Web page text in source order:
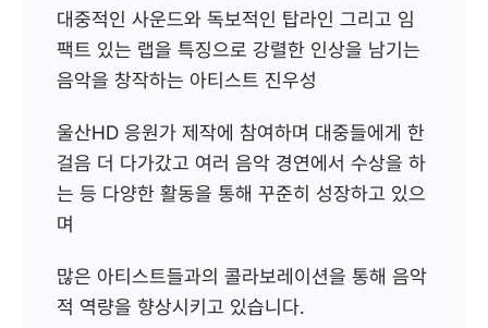
대중적인 사운드와 독보적인 탑라인 그리고 임
팩트 있는 랩을 특징으로 강렬한 인상을 남기는
음악을 창작하는 아티스트 진우성
울산HD 응원가 제작에 참여하며 대중들에게 한
걸음 더 다가갔고 여러 음악 경연에서 수상을 하
는 등 다양한 활동을 통해 꾸준히 성장하고 있으
며
많은 아티스트들과의 콜라보레이션을 통해 음악
적 역량을 향상시키고 있습니다.